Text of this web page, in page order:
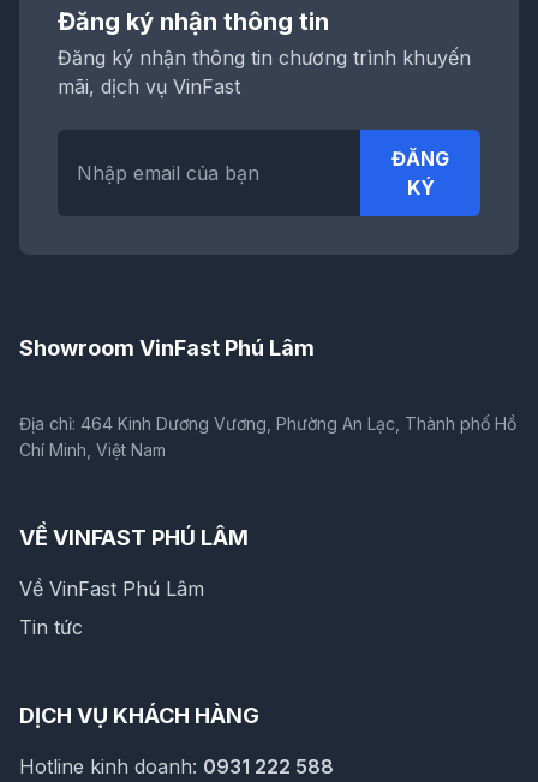
Đăng ký nhận thông tin
Đăng ký nhận thông tin chương trình khuyến
mãi, dịch vụ VinFast
ĐĂNG
KÝ
Showroom VinFast Phú Lâm
Địa chỉ: 464 Kinh Dương Vương, Phường An Lạc, Thành phố Hồ
Chí Minh, Việt Nam
VỀ VINFAST PHÚ LÂM
Về VinFast Phú Lâm
Tin tức
DỊCH VỤ KHÁCH HÀNG
Hotline kinh doanh: 0931 222 588